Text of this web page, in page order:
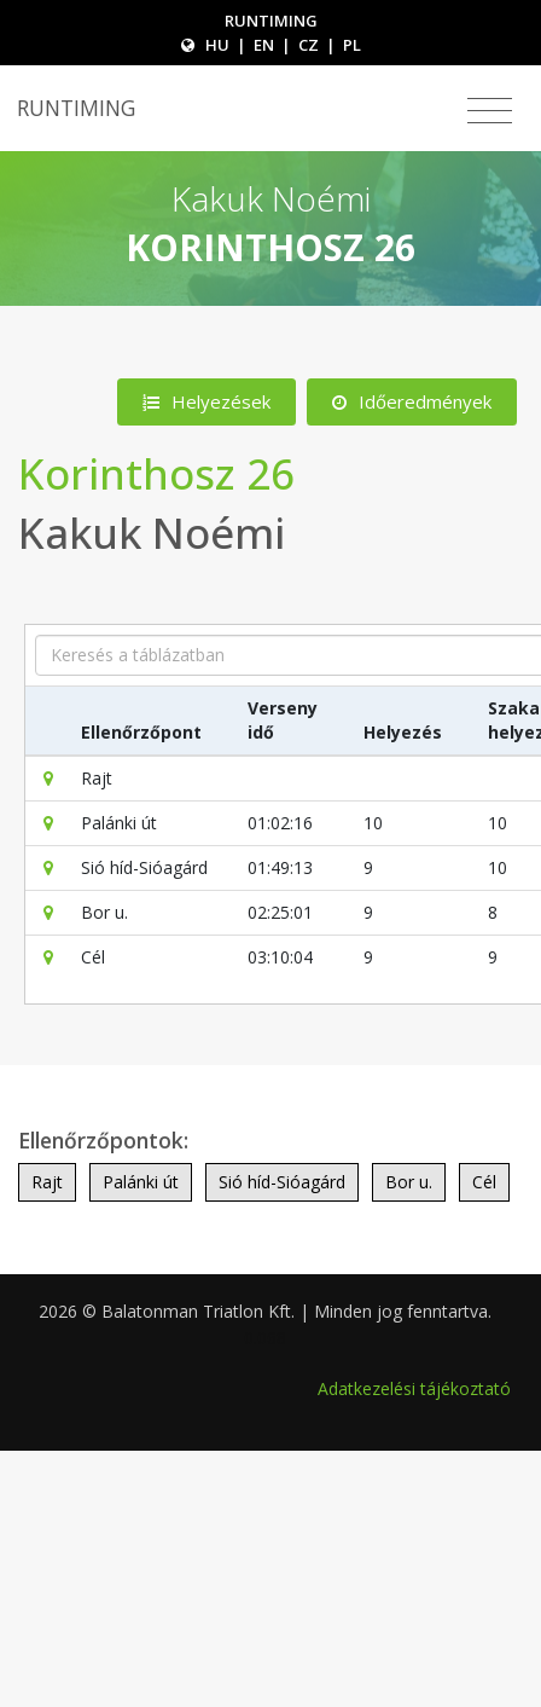
RUNTIMING
HU | EN | CZ | PL
RUNTIMING
Kakuk Noémi
KORINTHOSZ 26
Helyezések Időeredmények
Korinthosz 26
Kakuk Noémi
Search
Ellenőrzőpont
Verseny
idő
Helyezés
Rajt
Palánki út
01:02:16 10
10
Sió híd-Sióagárd
01:49:13 9
10
Bor u.
02:25:01 9
8
Cél
03:10:04 9 9
Ellenőrzőpontok:
Rajt Palánki út Sió híd-Sióagárd Bor u. Cél
2026 © Balatonman Triatlon Kft. | Minden jog fenntartva.
Adatkezelési tájékoztató